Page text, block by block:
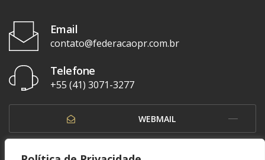
Email
contato@federacaopr.com.br
Telefone
+55 (41) 3071-3277
WEBMAIL
OUVIDORIA